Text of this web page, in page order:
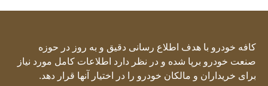
کافه خودرو با هدف اطلاع رسانی دقیق و به روز در حوزه
صنعت خودرو برپا شده و در نظر دارد اطلاعات کامل مورد نیاز
برای خریداران و مالکان خودرو را در اختیار آنها قرار دهد.